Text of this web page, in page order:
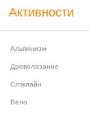
Активности
Альпинизм
Древолазание
Слэклайн
Вело